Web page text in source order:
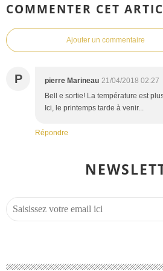
COMMENTER CET
Ajouter un commentaire
P pierre Marineau 21/04/2018 02:27
Bell e sortie! La température est
Ici, le printemps tarde à venir...
Répondre